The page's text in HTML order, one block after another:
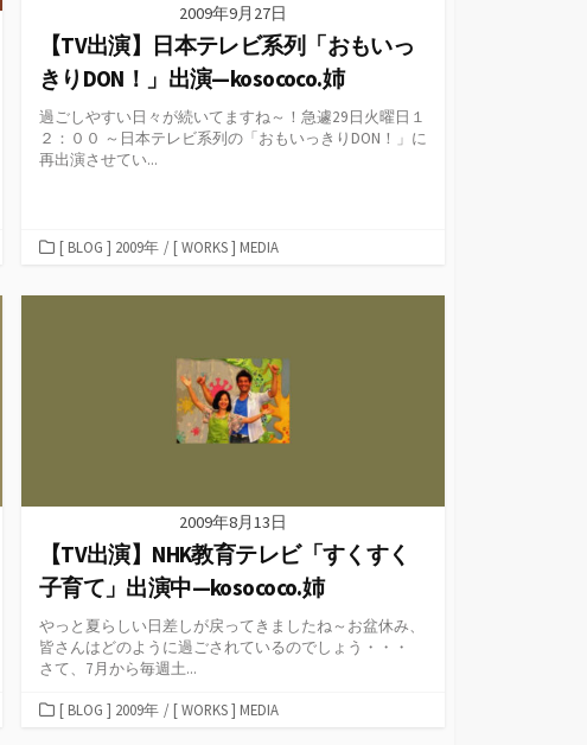
2009年9月27日
【TV出演】日本テレビ系列「おもいっ
きりDON！」出演—kosococo.姉
過ごしやすい日々が続いてますね～！急遽29日火曜日１
２：００ ～日本テレビ系列の「おもいっきりDON！」に
再出演させてい...
カ
ゴ
[ BLOG ] 2009年 / [ WORKS ] MEDIA
2009年8月13日
【TV出演】NHK教育テレビ「すくすく
子育て」出演中—kosococo.姉
やっと夏らしい日差しが戻ってきましたね～お盆休み、
皆さんはどのように過ごされているのでしょう・・・
さて、7月から毎週土...
カ[ BLOG ] 2009年 / [ WORKS ] MEDIA